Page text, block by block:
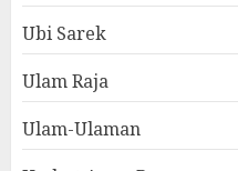
Ubi Sarek
Ulam Raja
Ulam-Ulaman